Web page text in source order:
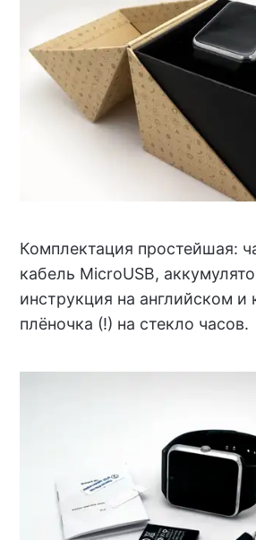
Комплектация простейшая:
кабель MicroUSB,
инструкция на английском и
плёночка (!) на стекло часов.